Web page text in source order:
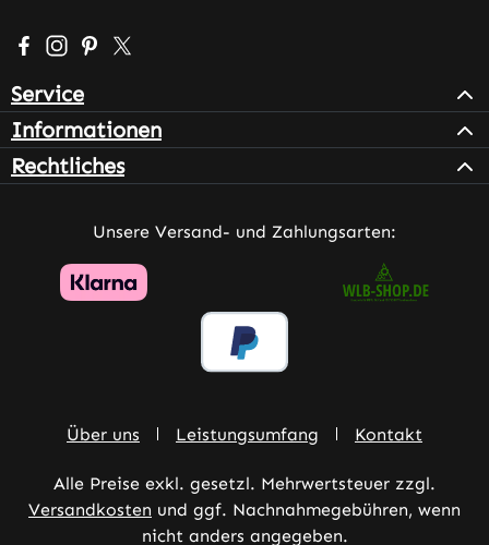
Besuche uns auf Facebook – öffnet in neuem Tab
Schau auf Instagram vorbei – öffnet in neuem Tab
Lass dich auf Pinterest inspirieren – öffnet in
Folge uns auf X – öffnet in neuem Tab
Service
Informationen
Rechtliches
Unsere Versand- und Zahlungsarten:
Über uns Leistungsumfang Kontakt
Alle Preise exkl. gesetzl. Mehrwertsteuer zzgl.
Versandkosten und ggf. Nachnahmegebühren, wenn
nicht anders angegeben.